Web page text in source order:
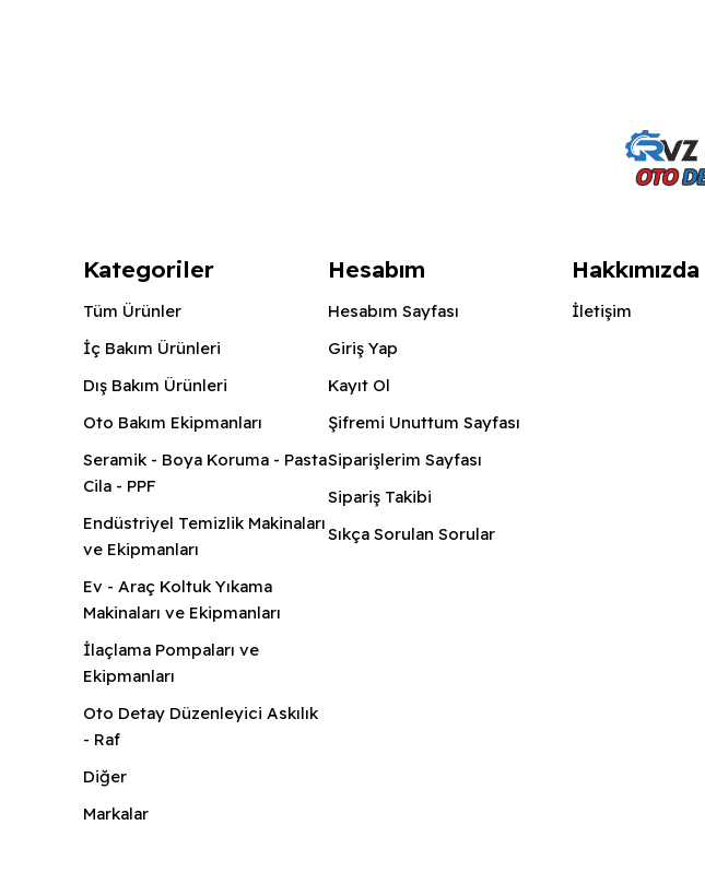
Kategoriler
Tüm Ürünler
İç Bakım Ürünleri
Dış Bakım Ürünleri
Oto Bakım Ekipmanları
Seramik - Boya Koruma - Pasta
Cila - PPF
Endüstriyel Temizlik Makinaları
ve Ekipmanları
Ev - Araç Koltuk Yıkama
Makinaları ve Ekipmanları
İlaçlama Pompaları ve
Ekipmanları
Oto Detay Düzenleyici Askılık
- Raf
Diğer
Markalar
Hesabım
Hesabım Sayfası
Giriş Yap
Kayıt Ol
Şifremi Unuttum Sayfası
Siparişlerim Sayfası
Sipariş Takibi
Sıkça Sorulan Sorular
Hakkımızda
İletişim